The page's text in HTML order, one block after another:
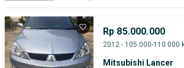
Rp 85.000.000
2012 - 105.000-110.000
Mitsubishi Lancer